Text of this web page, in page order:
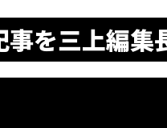
を三上編集